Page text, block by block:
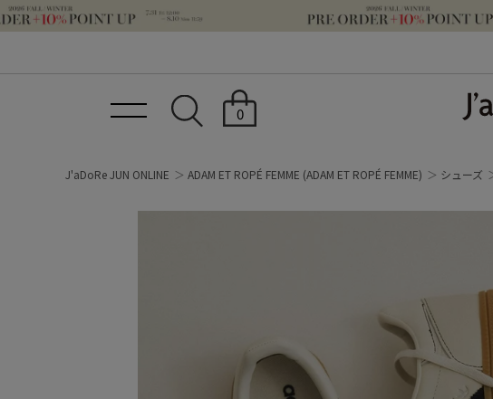
0
J'aDoRe JUN ONLINE ADAM ET ROPÉ FEMME (ADAM ET ROPÉ FEMME) シューズ